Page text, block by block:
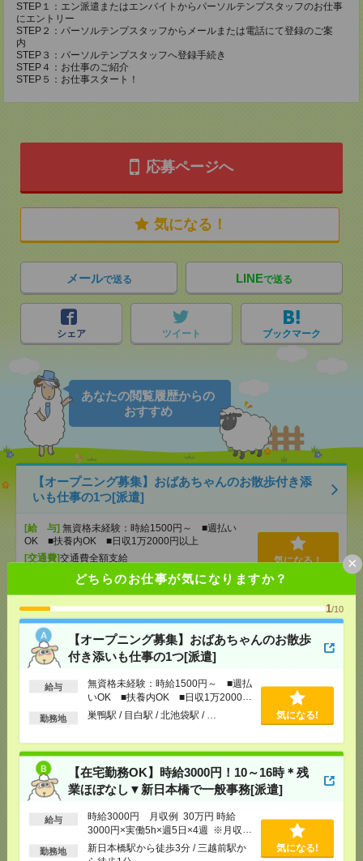
どちらのお仕事が気になりますか？
1/10
【オープニング募集】おばあちゃんのお散歩
付き添いも仕事の1つ[派遣]
給与
無資格未経験：時給1500円～ ■週払
いOK ■扶養内OK ■日収1万2000円
以上
勤務地 巣鴨駅 / 目白駅 / 北池袋駅 / … 気になる!
【在宅勤務OK】時給3000円！10～16時＊残
業ほぼなし▼新日本橋で一般事務[派遣]
給与
時給3000円 月収例 30万円 時給
3000円×実働5h×週5日×4週 ※月収例
を保証するものではありません。※給
与即受取りサービス利用可（利用条件
勤務地
新日本橋駅から徒歩3分 / 三越前駅か
気になる!
×
STEP１：エン派遣またはエンバイトからパーソルテンプスタッフのお仕事
にエントリー
STEP２：パーソルテンプスタッフからメールまたは電話にて登録のご案
内
STEP３：パーソルテンプスタッフへ登録手続き
STEP４：お仕事のご紹介
STEP５：お仕事スタート！
応募ページへ
気になる！
メールで送る LINEで送る
シェア ツイート ブックマーク
あなたの閲覧履歴からの
おすすめ
【オープニング募集】おばあちゃんのお散歩付き添
いも仕事の1つ[派遣]
[給 与] 無資格未経験：時給1500円～ ■週払い
OK ■扶養内OK ■日収1万2000円以上
[交通費]交通費全額支給
巣鴨駅/ 目白駅 /北池袋駅/…
気になる！
【在宅勤務OK】時給3000円！10～16時＊残業ほぼな
し▼新日本橋で一般事務[派遣]
[給 与]時給3000円 月収例 30万円 時給3000円×
りません。※給与即受取りサービス利用可（利用条
[交通費]1ヶ月3万円を上限として実費支給
[勤務地]新日本橋駅から徒歩3分/三越前駅から徒
歩1分
気になる！
など入館対応などの受付！[派遣]
[給 与]時給1850円＋交 【月収例】403,916円